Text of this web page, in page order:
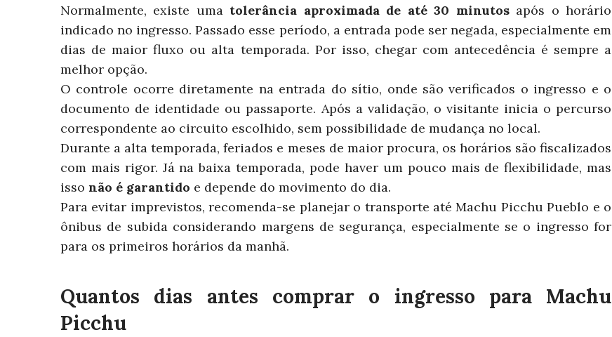
Normalmente, existe uma tolerância aproximada de até 30 minutosapós o horário
indicado no ingresso. Passado esse período, a entrada pode ser negada, especialmente em
dias de maior fluxo ou alta temporada. Por isso, chegar com antecedência é sempre a
melhor opção.
O controle ocorre diretamente na entrada do sítio, onde são verificados o ingresso e o
documento de identidade ou passaporte. Após a validação, o visitante inicia o percurso
correspondente ao circuito escolhido, sem possibilidade de mudança no local.
Durante a alta temporada, feriados e meses de maior procura, os horários são fiscalizados
com mais rigor. Já na baixa temporada, pode haver um pouco mais de flexibilidade, mas
isso não é garantido e depende do movimento do dia.
Para evitar imprevistos, recomenda-se planejar o transporte até Machu Picchu Pueblo e o
ônibus de subida considerando margens de segurança, especialmente se o ingresso for
para os primeiros horários da manhã.
Quantos dias antes comprar o ingresso para Machu
Picchu